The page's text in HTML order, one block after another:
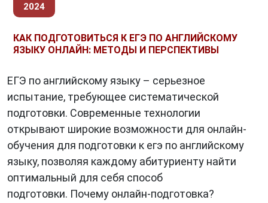
2024
КАК ПОДГОТОВИТЬСЯ К ЕГЭ ПО АНГЛИЙСКОМУ
ЯЗЫКУ ОНЛАЙН: МЕТОДЫ И ПЕРСПЕКТИВЫ
ЕГЭ по английскому языку – серьезное
испытание, требующее систематической
подготовки. Современные технологии
открывают широкие возможности для онлайн-
обучения для подготовки к егэ по английскому
языку, позволяя каждому абитуриенту найти
оптимальный для себя способ
подготовки. Почему онлайн-подготовка?